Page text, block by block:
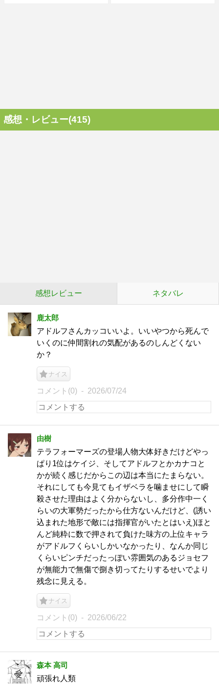
感想・レビュー(415)
感想レビュー ネタバレ
鹿太郎
アドルフさんカッコいいよ。いいやつから死んで
いくのに仲間割れの気配があるのしんどくない
か？
ナイス
コメント(0) 2026/07/24
由樹
テラフォーマーズの登場人物大体好きだけどやっ
ぱり1位はケイジ、そしてアドルフとかカナコと
かが続く感じだからこの辺は本当にたまらない。
それにしても今見てもイザベラを噛ませにして瞬
殺させた理由はよく分からないし、多分作中一く
らいの大軍勢だったから仕方ないんだけど、(誘い
込まれた地形で敵には指揮官がいたとはいえ)ほと
んど純粋に数で押されて負けた味方の上位キャラ
がアドルフくらいしかいなかったり、なんか同じ
くらいピンチだったっぽい雰囲気のあるジョセフ
が無能力で無傷で捌き切ってたりするせいでより
残念に見える。
ナイス
コメント(0) 2026/06/22
森本 高司
頑張れ人類